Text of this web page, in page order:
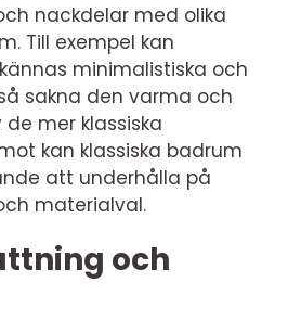
nackdelar med olika
Till exempel kan
minimalistiska och
sakna den varma och
mer klassiska
kan klassiska badrum
att underhålla på
materialval.
och